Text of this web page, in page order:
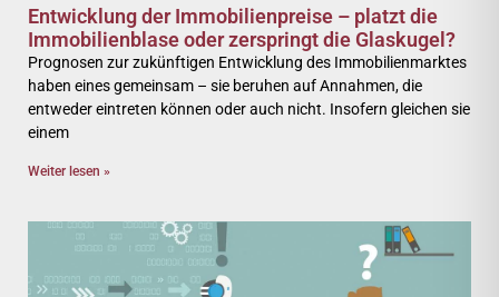
Entwicklung der Immobilienpreise – platzt die
Immobilienblase oder zerspringt die Glaskugel?
Prognosen zur zukünftigen Entwicklung des Immobilienmarktes
haben eines gemeinsam – sie beruhen auf Annahmen, die
entweder eintreten können oder auch nicht. Insofern gleichen sie
einem
Weiter lesen »